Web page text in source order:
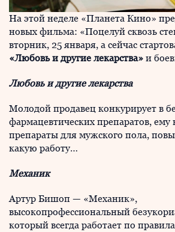
На этой неделе «Планета Кино»
новых фильма: «Поцелуй сквозь
вторник, 25 января, а сейчас
«Любовь и другие лекарства» и
Любовь и другие лекарства
Молодой продавец конкурирует в
фармацевтических препаратов, ему
препараты для мужского пола,
какую работу…
Механик
Артур Бишоп — «Механик»,
высокопрофессиональный
который всегда работает по